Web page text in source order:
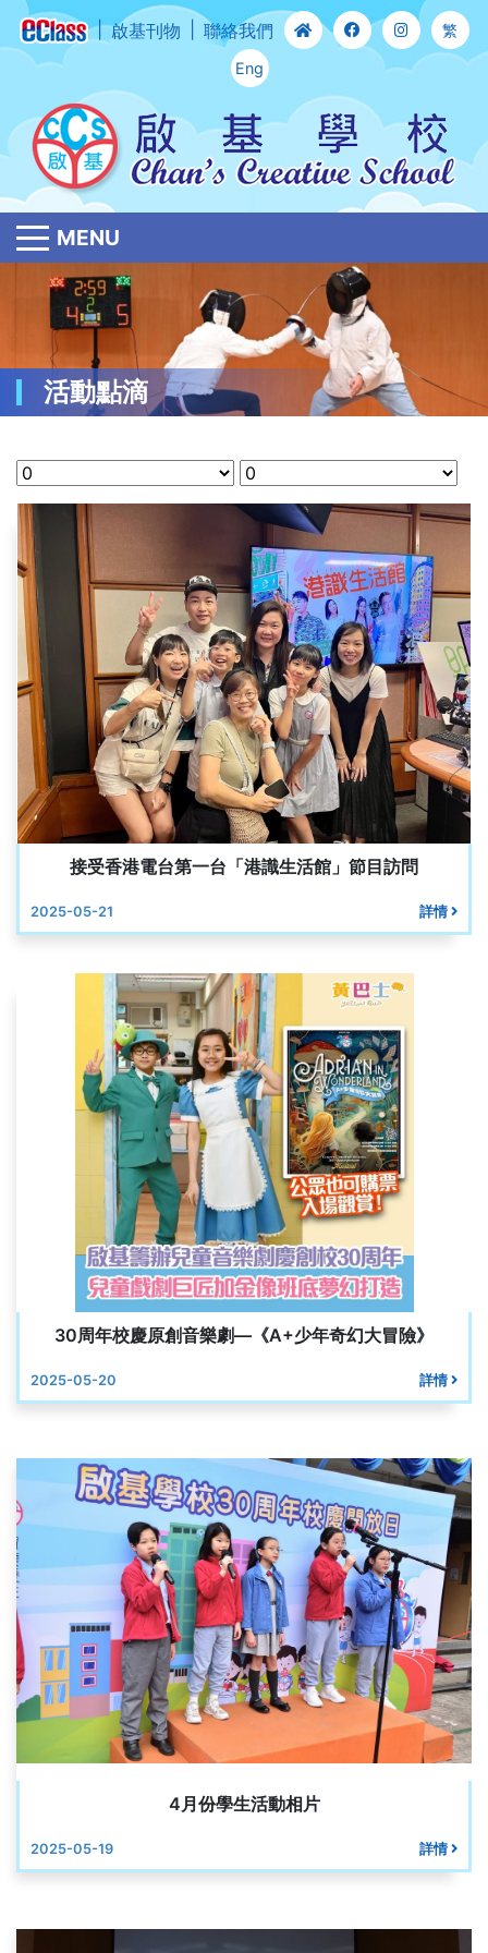
啟基刊物 聯絡我們 繁
Eng
MENU
活動點滴
接受香港電台第一台「港識生活館」節目訪問
2025-05-21 詳情
30周年校慶原創音樂劇—《A+少年奇幻大冒險》
2025-05-20 詳情
4月份學生活動相片
2025-05-19 詳情